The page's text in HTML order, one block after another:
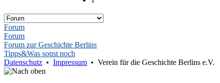
Forum
Forum
Forum zur Geschichte Berlins
Tipps&Was sonst noch
Datenschutz • Impressum • Verein für die Geschichte Berlins e.V.